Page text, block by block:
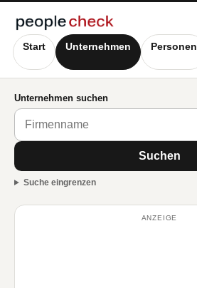
Start Unternehmen Personen
Unternehmen suchen
Suchen
Suche eingrenzen
ANZEIGE